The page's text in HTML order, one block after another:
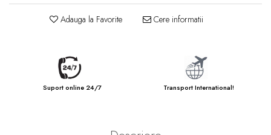
Adauga la Favorite Cere informatii
Suport online 24/7 Transport International!